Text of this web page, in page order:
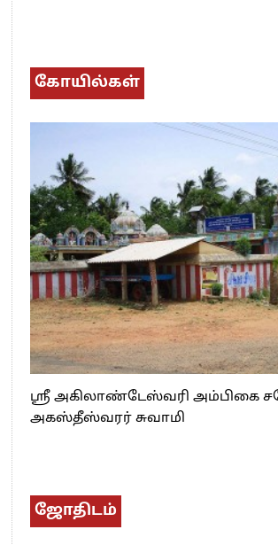
கோயில்கள்
ஸ்ரீ அகிலாண்டேஸ்வரி அம்பிகை
அகஸ்தீஸ்வரர் சுவாமி
ஜோதிடம்